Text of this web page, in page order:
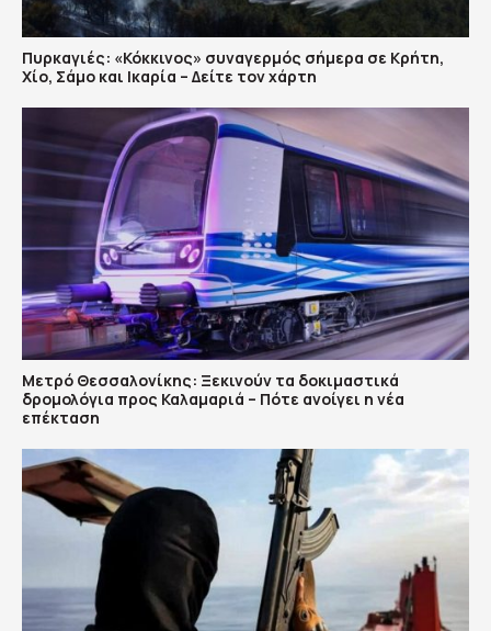
Πυρκαγιές: «Κόκκινος» συναγερμός σήμερα σε Κρήτη,
Χίο, Σάμο και Ικαρία – Δείτε τον χάρτη
Μετρό Θεσσαλονίκης: Ξεκινούν τα δοκιμαστικά
δρομολόγια προς Καλαμαριά – Πότε ανοίγει η νέα
επέκταση